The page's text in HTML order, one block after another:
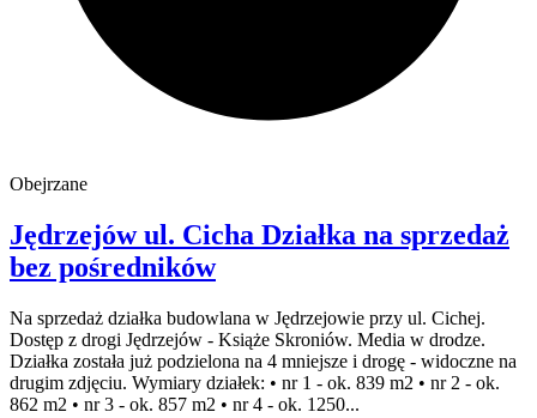
Obejrzane
Jędrzejówul. Cicha Działka na sprzedaż
bez pośredników
Na sprzedaż działka budowlana w Jędrzejowie przy ul. Cichej.
Dostęp z drogi Jędrzejów - Książe Skroniów. Media w drodze.
Działka została już podzielona na 4 mniejsze i drogę - widoczne na
drugim zdjęciu. Wymiary działek: • nr 1 - ok. 839 m2 • nr 2 - ok.
862 m2 • nr 3 - ok. 857 m2 • nr 4 - ok. 1250...